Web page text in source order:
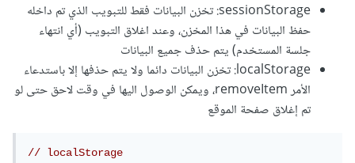
sessionStorage: تخزن البيانات فقط للتبويب الذي تم داخله
حفظ البيانات في هذا المخزن، وعند اغلاق التبويب (أي انتهاء
جلسة المستخدم) يتم حذف جميع البيانات
localStorage: تخزن البيانات دائما ولا يتم حذفها إلا باستدعاء
الأمر removeItem، ويمكن الوصول اليها في وقت لاحق حتى لو
تم إغلاق صفحة الموقع
// localStorage